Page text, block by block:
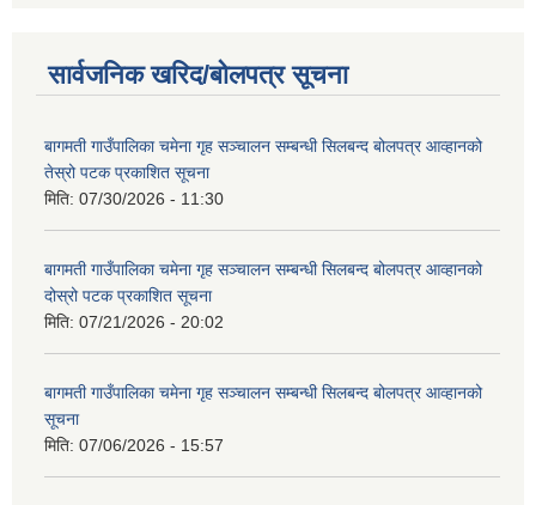
सार्वजनिक खरिद/बोलपत्र सूचना
बागमती गाउँपालिका चमेना गृह सञ्चालन सम्बन्धी सिलबन्द बोलपत्र आव्हानको
तेस्रो पटक प्रकाशित सूचना
मिति: 07/30/2026 - 11:30
बागमती गाउँपालिका चमेना गृह सञ्चालन सम्बन्धी सिलबन्द बोलपत्र आव्हानको
दोस्रो पटक प्रकाशित सूचना
मिति: 07/21/2026 - 20:02
बागमती गाउँपालिका चमेना गृह सञ्चालन सम्बन्धी सिलबन्द बोलपत्र आव्हानको
सूचना
मिति: 07/06/2026 - 15:57